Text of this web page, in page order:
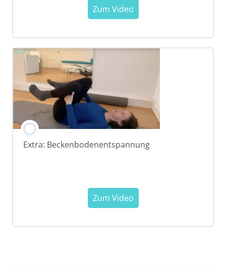
Extra: Beckenbodenentspannung